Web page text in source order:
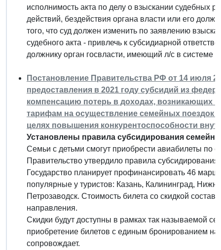
исполнимость акта по делу о взыскании судебных
действий, бездействия органа власти или его
того, что суд должен изменить по заявлению
судебного акта - привлечь к субсидиарной
должнику орган госвласти, имеющий л/с в системе
Постановление Правительства РФ от 14 июля
предоставления в 2021 году субсидий из
компенсацию потерь в доходах, возникающих в
тарифам на осуществление семейных поездок
целях повышения конкурентоспособности
Установлены правила субсидирования
Семьи с детьми смогут приобрести авиабилеты
Правительство утвердило правила субсидирования
Государство планирует профинансировать 46
популярные у туристов: Казань, Калининград,
Петрозаводск. Стоимость билета со скидкой
направления.
Скидки будут доступны в рамках так называемой
приобретение билетов с единым бронированием на
сопровождает.